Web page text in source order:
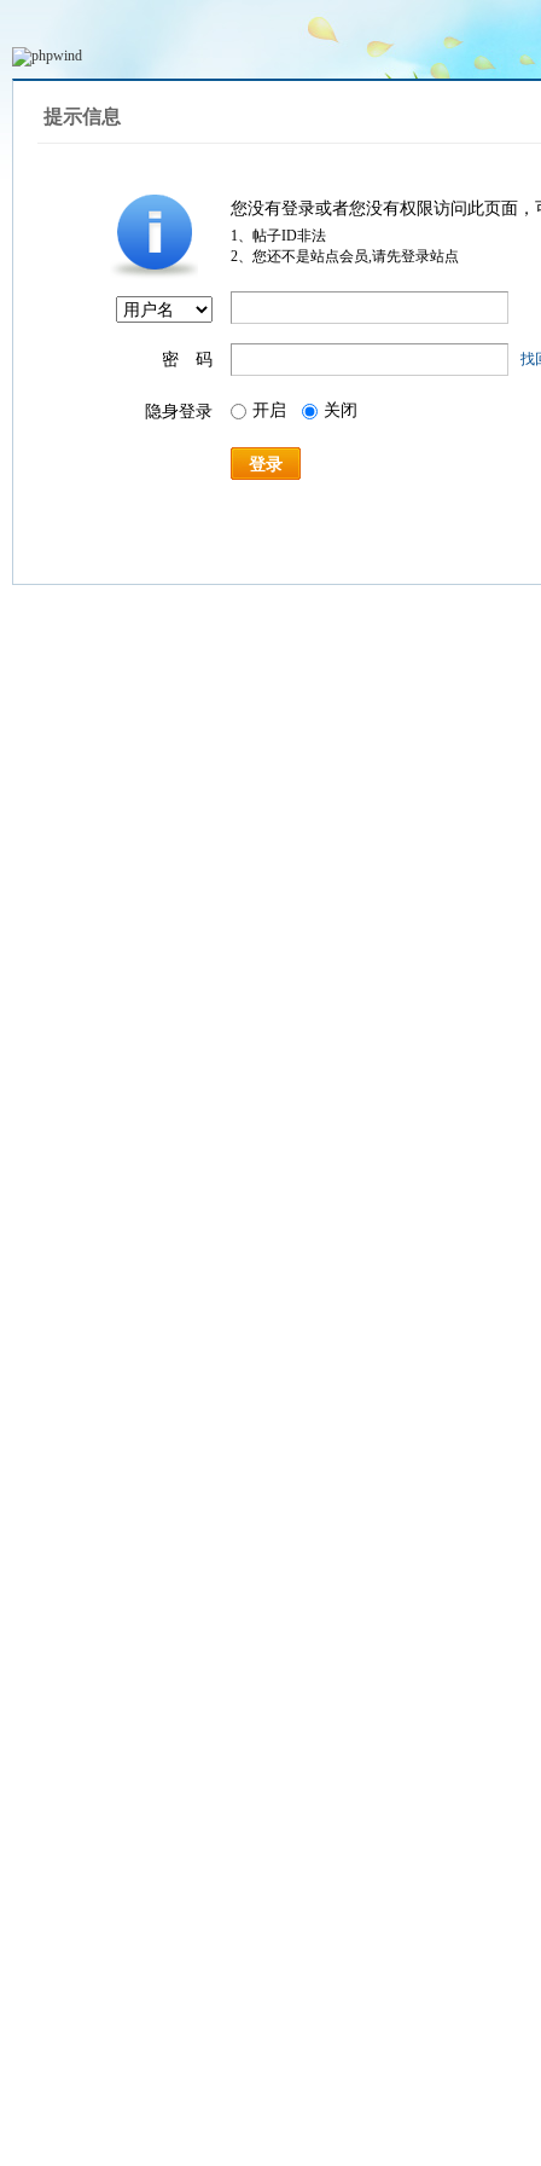
提示信息
您没有登录或者您没有权限访问此页面
1、帖子ID非法
2、您还不是站点会员,请先登录站点
密 码 找
隐身登录 开启 关闭
登录